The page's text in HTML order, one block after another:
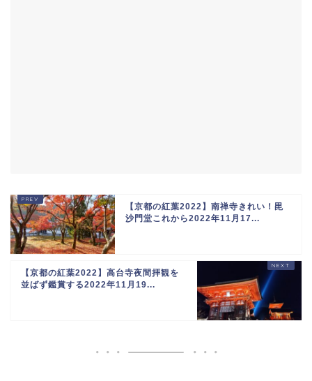
【京都の紅葉2022】南禅寺きれい！毘
沙門堂これから2022年11月17...
【京都の紅葉2022】高台寺夜間拝観を
並ばず鑑賞する2022年11月19...